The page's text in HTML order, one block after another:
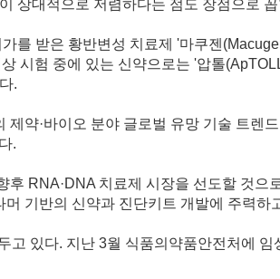
상대적으로 저렴하다는 점도 장점으로
를 받은 황반변성 치료제 '마쿠젠
시험 중에 있는 신약으로는 '압톨
.
약·바이오 분야 글로벌 유망 기술 트렌
.
RNA·DNA 치료제 시장을 선도할 것
기반의 신약과 진단키트 개발에 주력하
있다. 지난 3월 식품의약품안전처에